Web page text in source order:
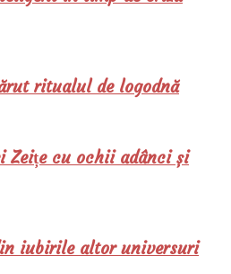
ritualul de logodnă
Zeițe cu ochii adânci și
iubirile altor universuri